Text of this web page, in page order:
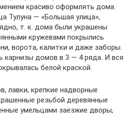
красиво оформлять дома.
Тулуна — «Большая улица»,
т. к. дома были украшены
кружевами покрылись
ворота, калитки и даже заборы.
карнизы домов в 3 — 4 ряда. И вся
белой краской.
лавки, крепкие надворные
резьбой деревянные
умельцами заезжие дворы,